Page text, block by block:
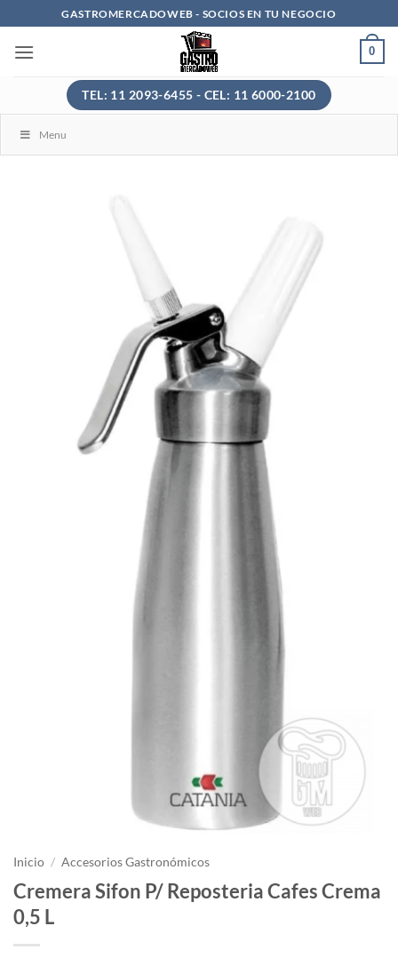
al
contenido
GASTROMERCADOWEB - SOCIOS EN TU NEGOCIO
0
TEL: 11 2093-6455 - CEL: 11 6000-2100
Menu
Inicio / Accesorios Gastronómicos
Cremera Sifon P/ Reposteria Cafes Crema
0,5 L